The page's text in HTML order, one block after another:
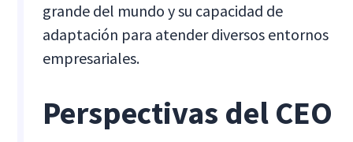
grande del mundo y su capacidad de
adaptación para atender diversos entornos
empresariales.
Perspectivas del CEO